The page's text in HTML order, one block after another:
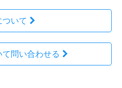
ついて
問い合わせる